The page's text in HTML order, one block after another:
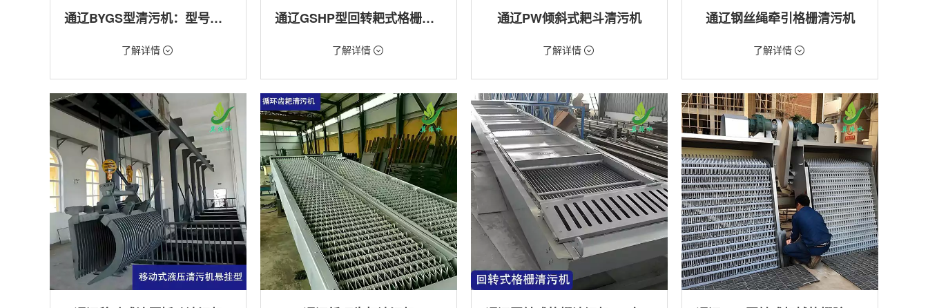
通辽BYGS型清污机：型号多样应用广泛
价格：1.23万/台
机
用途：泵站,污水处理,渠道,化工,纺织
了解详情
通辽GSHP型回转耙式格栅清污机
价格：1.18万/台
机,回转式清污机
用途：泵站,污水处理,水电站,自来水厂,渠道,河
道,防洪排涝
了解详情
通辽PW倾斜式耙斗清污机
价格：1.28万/台了解详情
通辽钢丝绳牵引格栅清污机
价格：2888元/台了解详情